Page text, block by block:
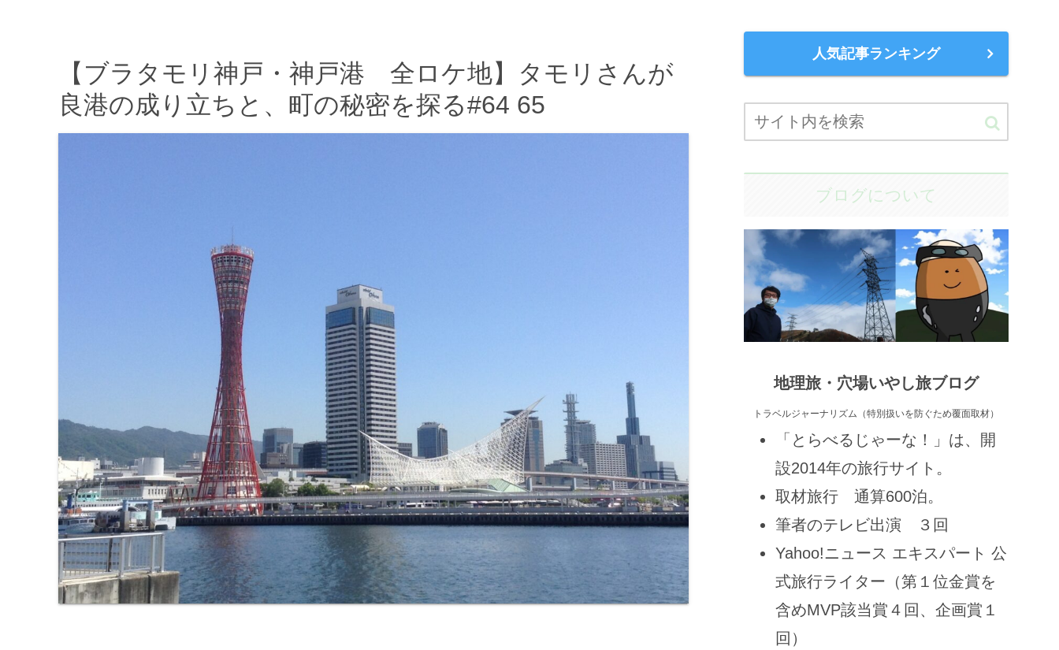
【ブラタモリ神戸・神戸港 全ロケ地】タモリさんが
良港の成り立ちと、町の秘密を探る#64 65
人気記事ランキング
ブログについて
地理旅・穴場いやし旅ブログ
トラベルジャーナリズム（特別扱いを防ぐため覆面取材）
「とらべるじゃーな！」は、開
設2014年の旅行サイト。
取材旅行 通算600泊。
筆者のテレビ出演 ３回
Yahoo!ニュース エキスパート 公
式旅行ライター（第１位金賞を
含めMVP該当賞４回、企画賞１
回）